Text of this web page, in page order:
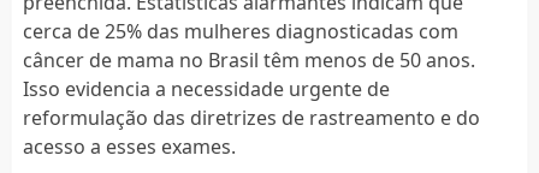
cerca de 25% das mulheres diagnosticadas com
câncer de mama no Brasil têm menos de 50 anos.
Isso evidencia a necessidade urgente de
reformulação das diretrizes de rastreamento e do
acesso a esses exames.